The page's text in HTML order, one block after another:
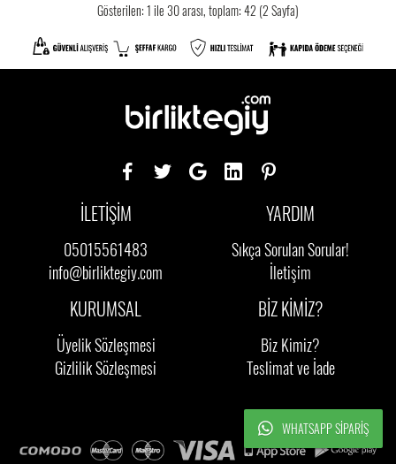
Gösterilen: 1 ile 30 arası, toplam: 42 (2 Sayfa)
İLETİŞİM
05015561483
info@birliktegiy.com
YARDIM
Sıkça Sorulan Sorular!
İletişim
KURUMSAL
Üyelik Sözleşmesi
Gizlilik Sözleşmesi
BİZ KİMİZ?
Biz Kimiz?
Teslimat ve İade
WHATSAPP SIPARIŞ